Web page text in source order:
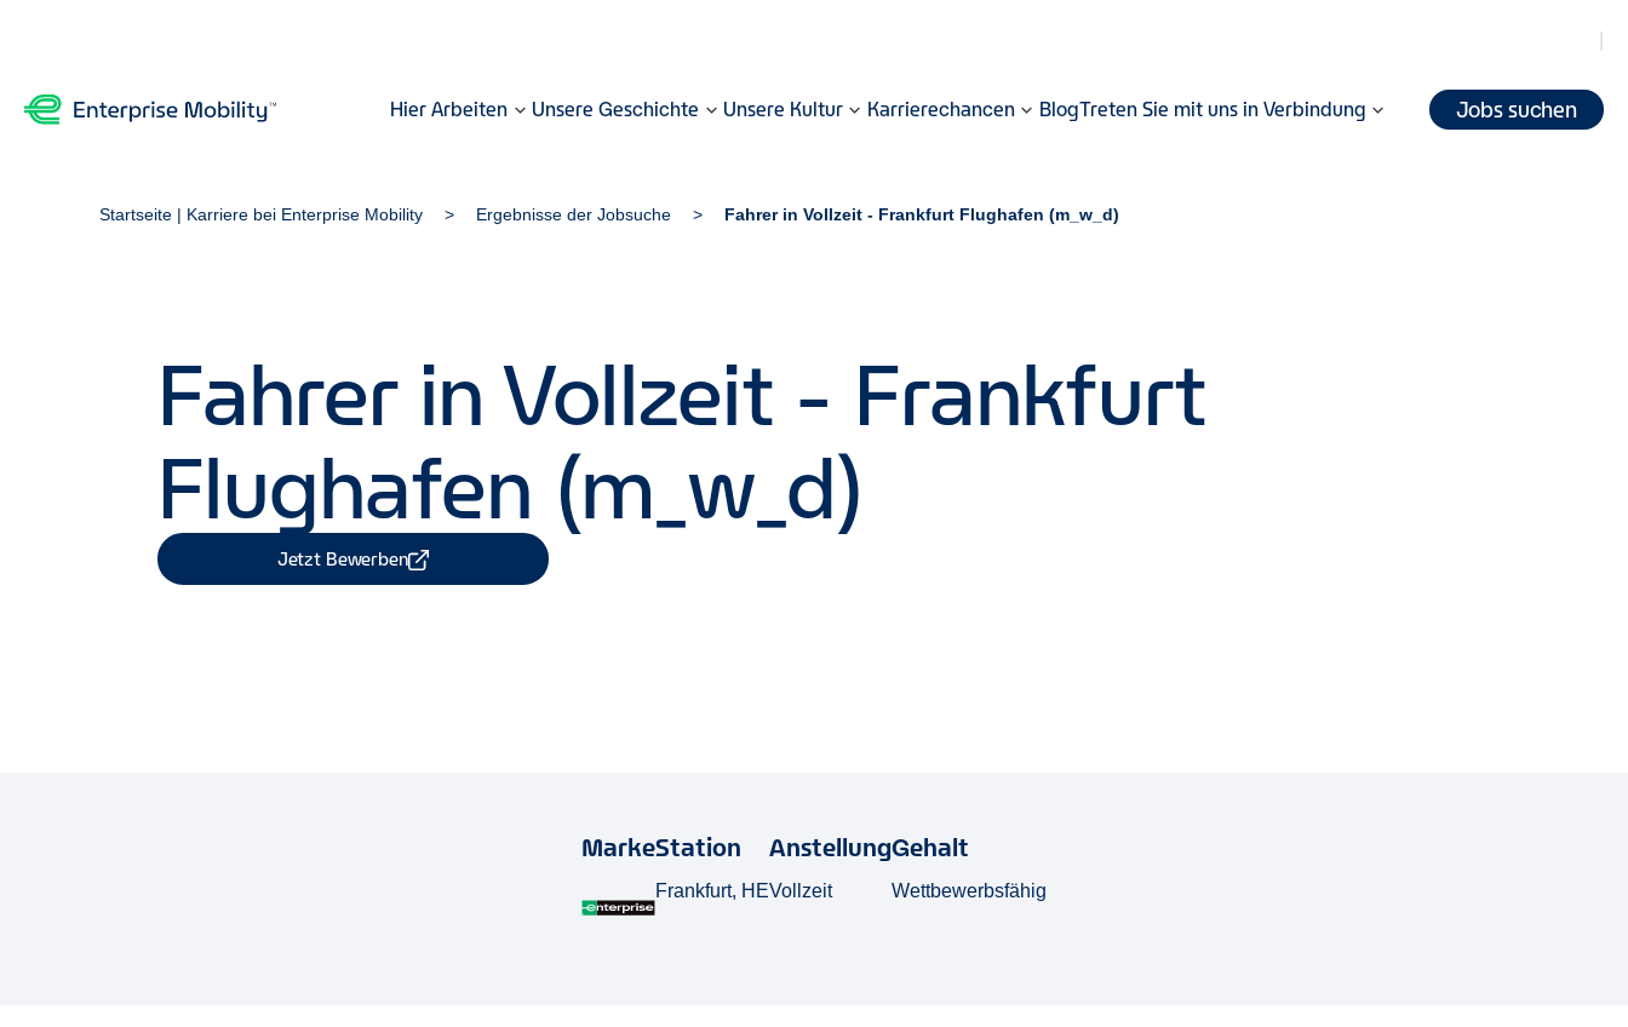
Hier Arbeiten Unsere Geschichte Unsere Kultur Karrierechancen BlogTreten Sie mit uns in Verbindung Jobs suchen
Startseite | Karriere bei Enterprise Mobility Ergebnisse der Jobsuche Fahrer in Vollzeit - Frankfurt Flughafen (m_w_d)
Fahrer in Vollzeit - Frankfurt
Flughafen (m_w_d)
Jetzt Bewerben
MarkeStation
Frankfurt, HE
Anstellung
Vollzeit
Gehalt
Wettbewerbsfähig